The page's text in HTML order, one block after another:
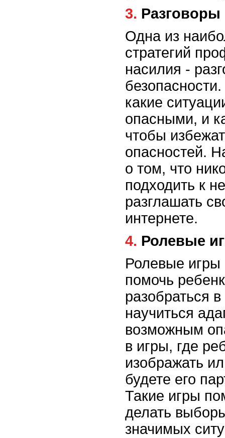
3.
Одна из
стратегий
насилия -
какие
опасными, и
чтобы
опасностей.
о том, что
подходить к
разглашать
интернете.
4. Ролевые
Ролевые игры
помочь
разобраться
научиться
возможным
в игры, где
изображать
будете его
Такие игры
делать
значимых